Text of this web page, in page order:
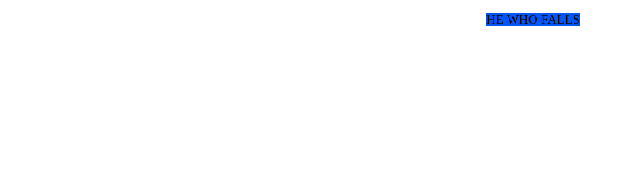
HE WHO FALLS